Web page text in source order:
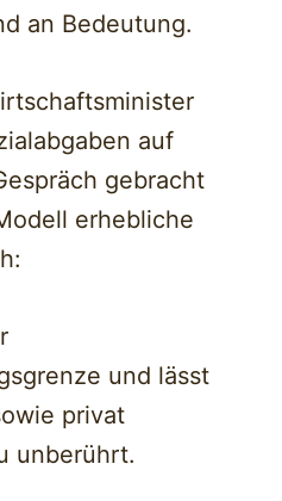
an Bedeutung.
auf
gebracht
erhebliche
und lässt
privat
unberührt.